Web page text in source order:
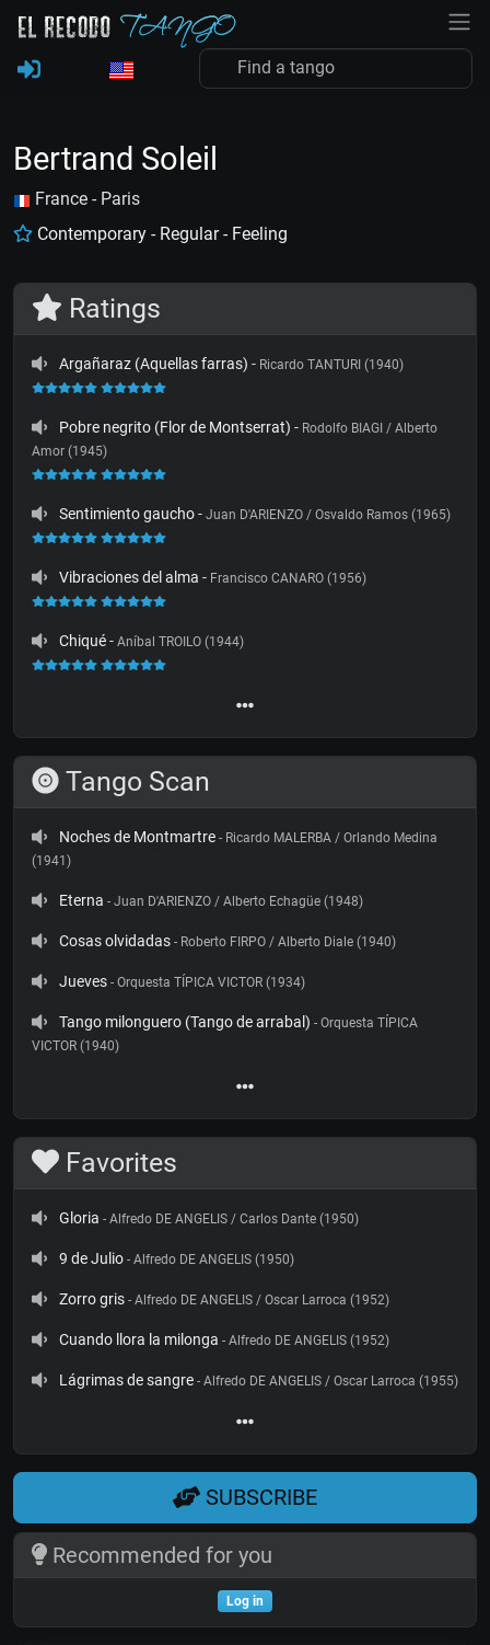
Bertrand Soleil
France - Paris
Contemporary - Regular - Feeling
Ratings
Argañaraz (Aquellas farras) - Ricardo TANTURI (1940)
Pobre negrito (Flor de Montserrat) - Rodolfo BIAGI / Alberto
Amor (1945)
Sentimiento gaucho- Juan D'ARIENZO / Osvaldo Ramos (1965)
Vibraciones del alma - Francisco CANARO (1956)
Chiqué- Aníbal TROILO (1944)
Tango Scan
Noches de Montmartre - Ricardo MALERBA / Orlando Medina
(1941)
Eterna - Juan D'ARIENZO / Alberto Echagüe (1948)
Cosas olvidadas - Roberto FIRPO / Alberto Diale (1940)
Jueves - Orquesta TÍPICA VICTOR (1934)
Tango milonguero (Tango de arrabal) - Orquesta TÍPICA
VICTOR (1940)
Favorites
Gloria - Alfredo DE ANGELIS / Carlos Dante (1950)
9 de Julio - Alfredo DE ANGELIS (1950)
Zorro gris - Alfredo DE ANGELIS / Oscar Larroca (1952)
Cuando llora la milonga - Alfredo DE ANGELIS (1952)
Lágrimas de sangre - Alfredo DE ANGELIS / Oscar Larroca (1955)
SUBSCRIBE
Recommended for you
Log in